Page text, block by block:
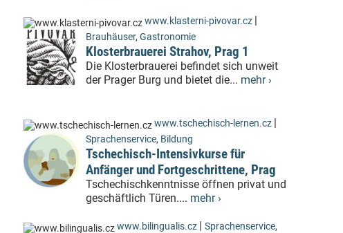
www.klasterni-pivovar.cz |
Brauhäuser, Gastronomie
Klosterbrauerei Strahov, Prag 1
Die Klosterbrauerei befindet sich unweit
der Prager Burg und bietet die... mehr ›
www.tschechisch-lernen.cz |
Sprachenservice, Bildung
Tschechisch-Intensivkurse für
Anfänger und Fortgeschrittene, Prag
Tschechischkenntnisse öffnen privat und
geschäftlich Türen.... mehr ›
www.bilingualis.cz | Sprachenservice,